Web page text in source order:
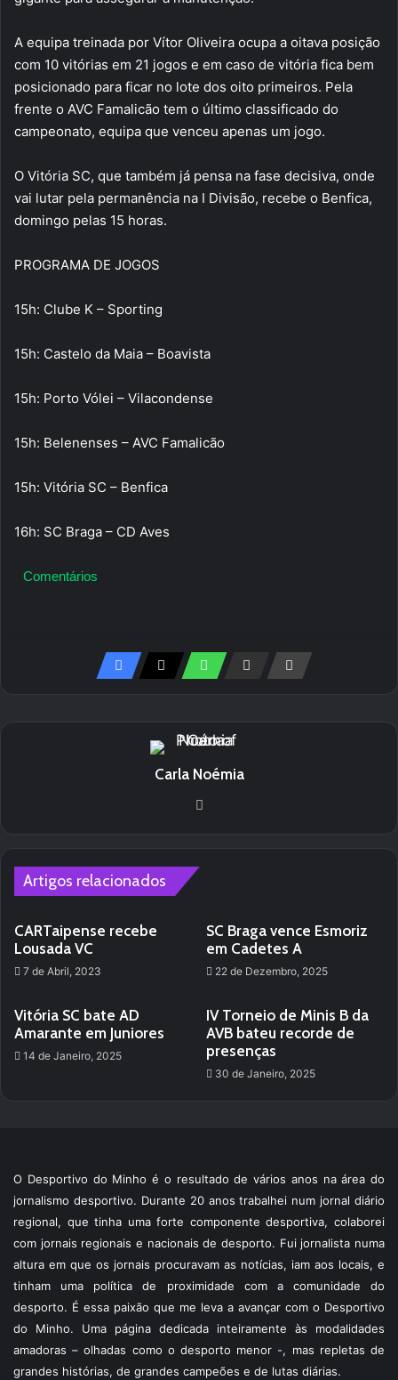
A equipa treinada por Vítor Oliveira ocupa a oitava posição
com 10 vitórias em 21 jogos e em caso de vitória fica bem
posicionado para ficar no lote dos oito primeiros. Pela
frente o AVC Famalicão tem o último classificado do
campeonato, equipa que venceu apenas um jogo.
O Vitória SC, que também já pensa na fase decisiva, onde
vai lutar pela permanência na I Divisão, recebe o Benfica,
domingo pelas 15 horas.
PROGRAMA DE JOGOS
15h: Clube K – Sporting
15h: Castelo da Maia – Boavista
15h: Porto Vólei – Vilacondense
15h: Belenenses – AVC Famalicão
15h: Vitória SC – Benfica
16h: SC Braga – CD Aves
Comentários
Carla Noémia
Artigos relacionados
CARTaipense recebe
Lousada VC
7 de Abril, 2023
SC Braga vence Esmoriz
em Cadetes A
22 de Dezembro, 2025
Vitória SC bate AD
Amarante em Juniores
14 de Janeiro, 2025
IV Torneio de Minis B da
AVB bateu recorde de
presenças
30 de Janeiro, 2025
O Desportivo do Minho é o resultado de vários anos na área do
jornalismo desportivo. Durante 20 anos trabalhei num jornal diário
regional, que tinha uma forte componente desportiva, colaborei
com jornais regionais e nacionais de desporto. Fui jornalista numa
altura em que os jornais procuravam as notícias, iam aos locais, e
tinham uma política de proximidade com a comunidade do
desporto. É essa paixão que me leva a avançar com o Desportivo
do Minho. Uma página dedicada inteiramente às modalidades
amadoras – olhadas como o desporto menor -, mas repletas de
grandes histórias, de grandes campeões e de lutas diárias.